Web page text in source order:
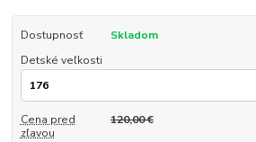
Dostupnosť
Skladom
Detské veľkosti
Cena pred
zľavou
120,00 €